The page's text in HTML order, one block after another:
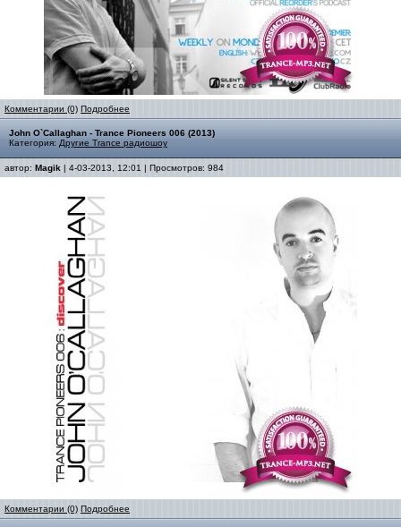
Комментарии (0) Подробнее
John O`Callaghan - Trance Pioneers 006 (2013)
Категория: Другие Trance радиошоу
автор: Magik | 4-03-2013, 12:01 | Просмотров: 984
Комментарии (0) Подробнее